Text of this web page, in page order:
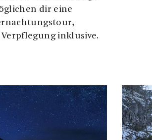
dir eine
inklusive.